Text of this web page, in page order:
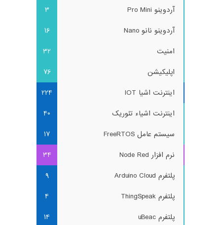
آردوینو Pro Mini
3
آردوینو نانو Nano
16
امنیت
32
اپلیکیشن
76
اینترنت اشیا IOT
224
اینترنت اشیاء تئوریک
40
سیستم عامل FreeRTOS
17
نرم افزار Node Red
34
پلتفرم Arduino Cloud
9
پلتفرم ThingSpeak
4
پلتفرم uBeac
14